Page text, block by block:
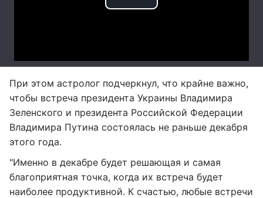
При этом астролог подчеркнул, что крайне важно,
чтобы встреча президента Украины Владимира
Зеленского и президента Российской Федерации
Владимира Путина состоялась не раньше декабря
этого года.
"Именно в декабре будет решающая и самая
благоприятная точка, когда их встреча будет
наиболее продуктивной. К счастью, любые встречи